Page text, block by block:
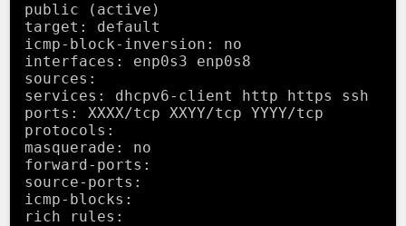
public (active)
target: default
icmp-block-inversion: no
interfaces: enp0s3 enp0s8
sources:
services: dhcpv6-client http https ssh
ports: XXXX/tcp XXYY/tcp YYYY/tcp
protocols:
masquerade: no
forward-ports:
source-ports:
icmp-blocks:
rich rules: